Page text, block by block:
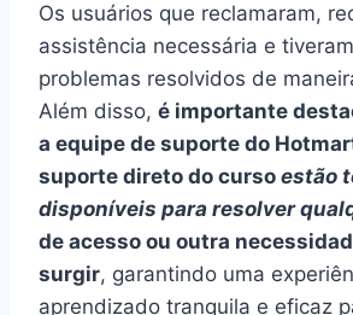
Os usuários que reclamaram,
assistência necessária e
problemas resolvidos de
Além disso, é importante
a equipe de suporte do
suporte direto do curso estão
disponíveis para resolver
de acesso ou outra
surgir, garantindo uma
aprendizado tranquila e eficaz